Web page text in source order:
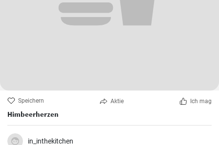
Speichern Aktie Ich mag
Himbeerherzen
in_inthekitchen